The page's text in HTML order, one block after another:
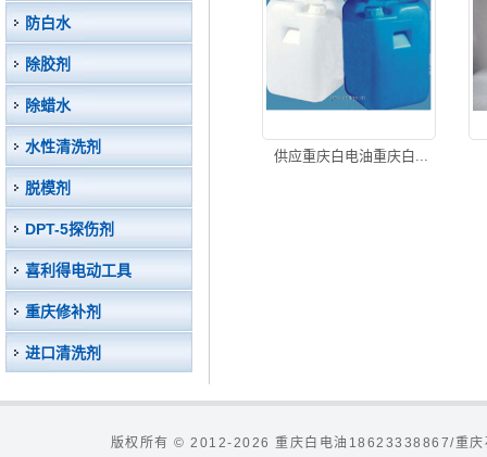
防白水
除胶剂
除蜡水
水性清洗剂
脱模剂
DPT-5探伤剂
喜利得电动工具
重庆修补剂
进口清洗剂
供应重庆白电油重庆白...
版权所有 © 2012-2026 重庆白电油18623338867/重庆